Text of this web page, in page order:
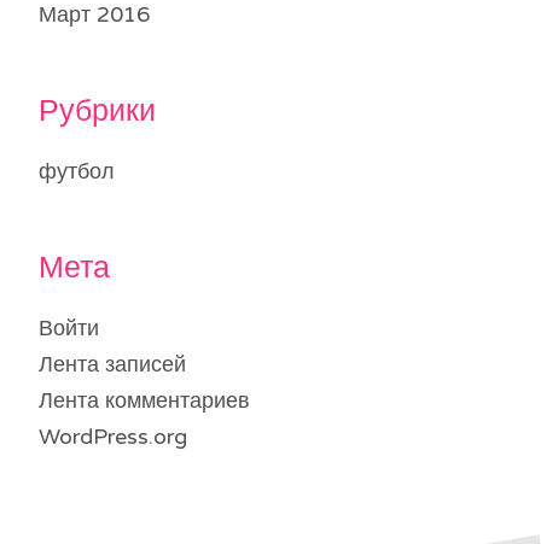
Март 2016
Рубрики
футбол
Мета
Войти
Лента записей
Лента комментариев
WordPress.org